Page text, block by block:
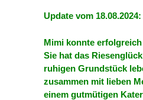
Update vom 18.08.2024:
Mimi konnte
Sie hat das
ruhigen Grundstück
zusammen mit lieben
einem gutmütigen